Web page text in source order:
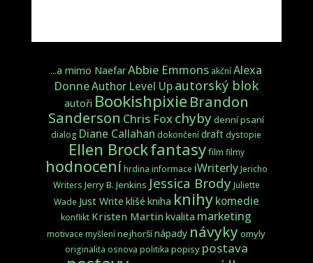
...a mimo NaefarAbbie Emmons akční Alexa
DonneAuthor Level Upautorský blok
autoři BookishpixieBrandon
Sanderson Chris Foxchybydenní psaní
dialog Diane Callahan dokončení draft dystopie
Ellen Brockfantasyfilm filmy
hodnoceníhrdina informace iWriterlyJericho
Writers Jerry B. Jenkins Jessica BrodyJuliette
Wade Just Write klišé kniha knihykomedie
konflikt Kristen Martinkvalita marketing
motivace myšlení nejhoršínápady návyky omyly
originalita osnova politika popisy postava